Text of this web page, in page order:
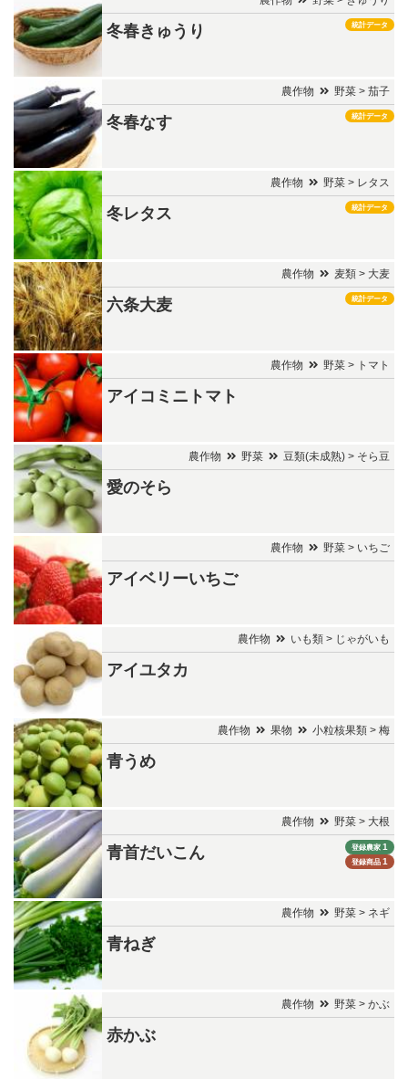
統計データ
冬春きゅうり
農作物 野菜 > 茄子
統計データ
冬春なす
農作物 野菜 > レタス
統計データ
冬レタス
農作物 麦類 > 大麦
統計データ
六条大麦
農作物 野菜 > トマト
アイコミニトマト
農作物 野菜 豆類(未成熟) > そら豆
愛のそら
農作物 野菜 > いちご
アイベリーいちご
農作物 いも類 > じゃがいも
アイユタカ
農作物 果物 小粒核果類 > 梅
青うめ
農作物 野菜 > 大根
登録農家 1
登録商品 1
青首だいこん
農作物 野菜 > ネギ
青ねぎ
農作物 野菜 > かぶ
赤かぶ